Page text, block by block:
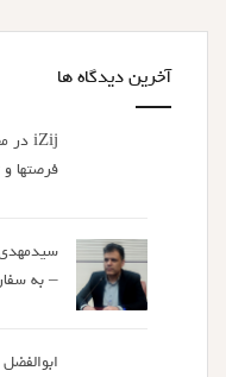
آخرین دیدگاه ها
iZij در
فرصتها و
– به